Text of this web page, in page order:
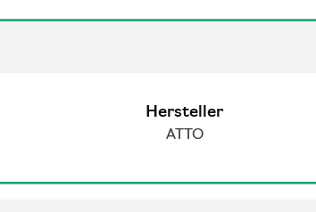
Hersteller
ATTO